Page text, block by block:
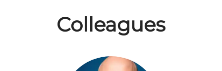
Colleagues